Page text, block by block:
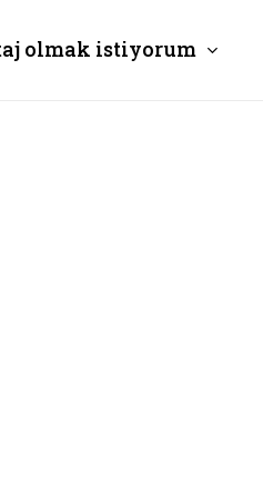
olmak istiyorum